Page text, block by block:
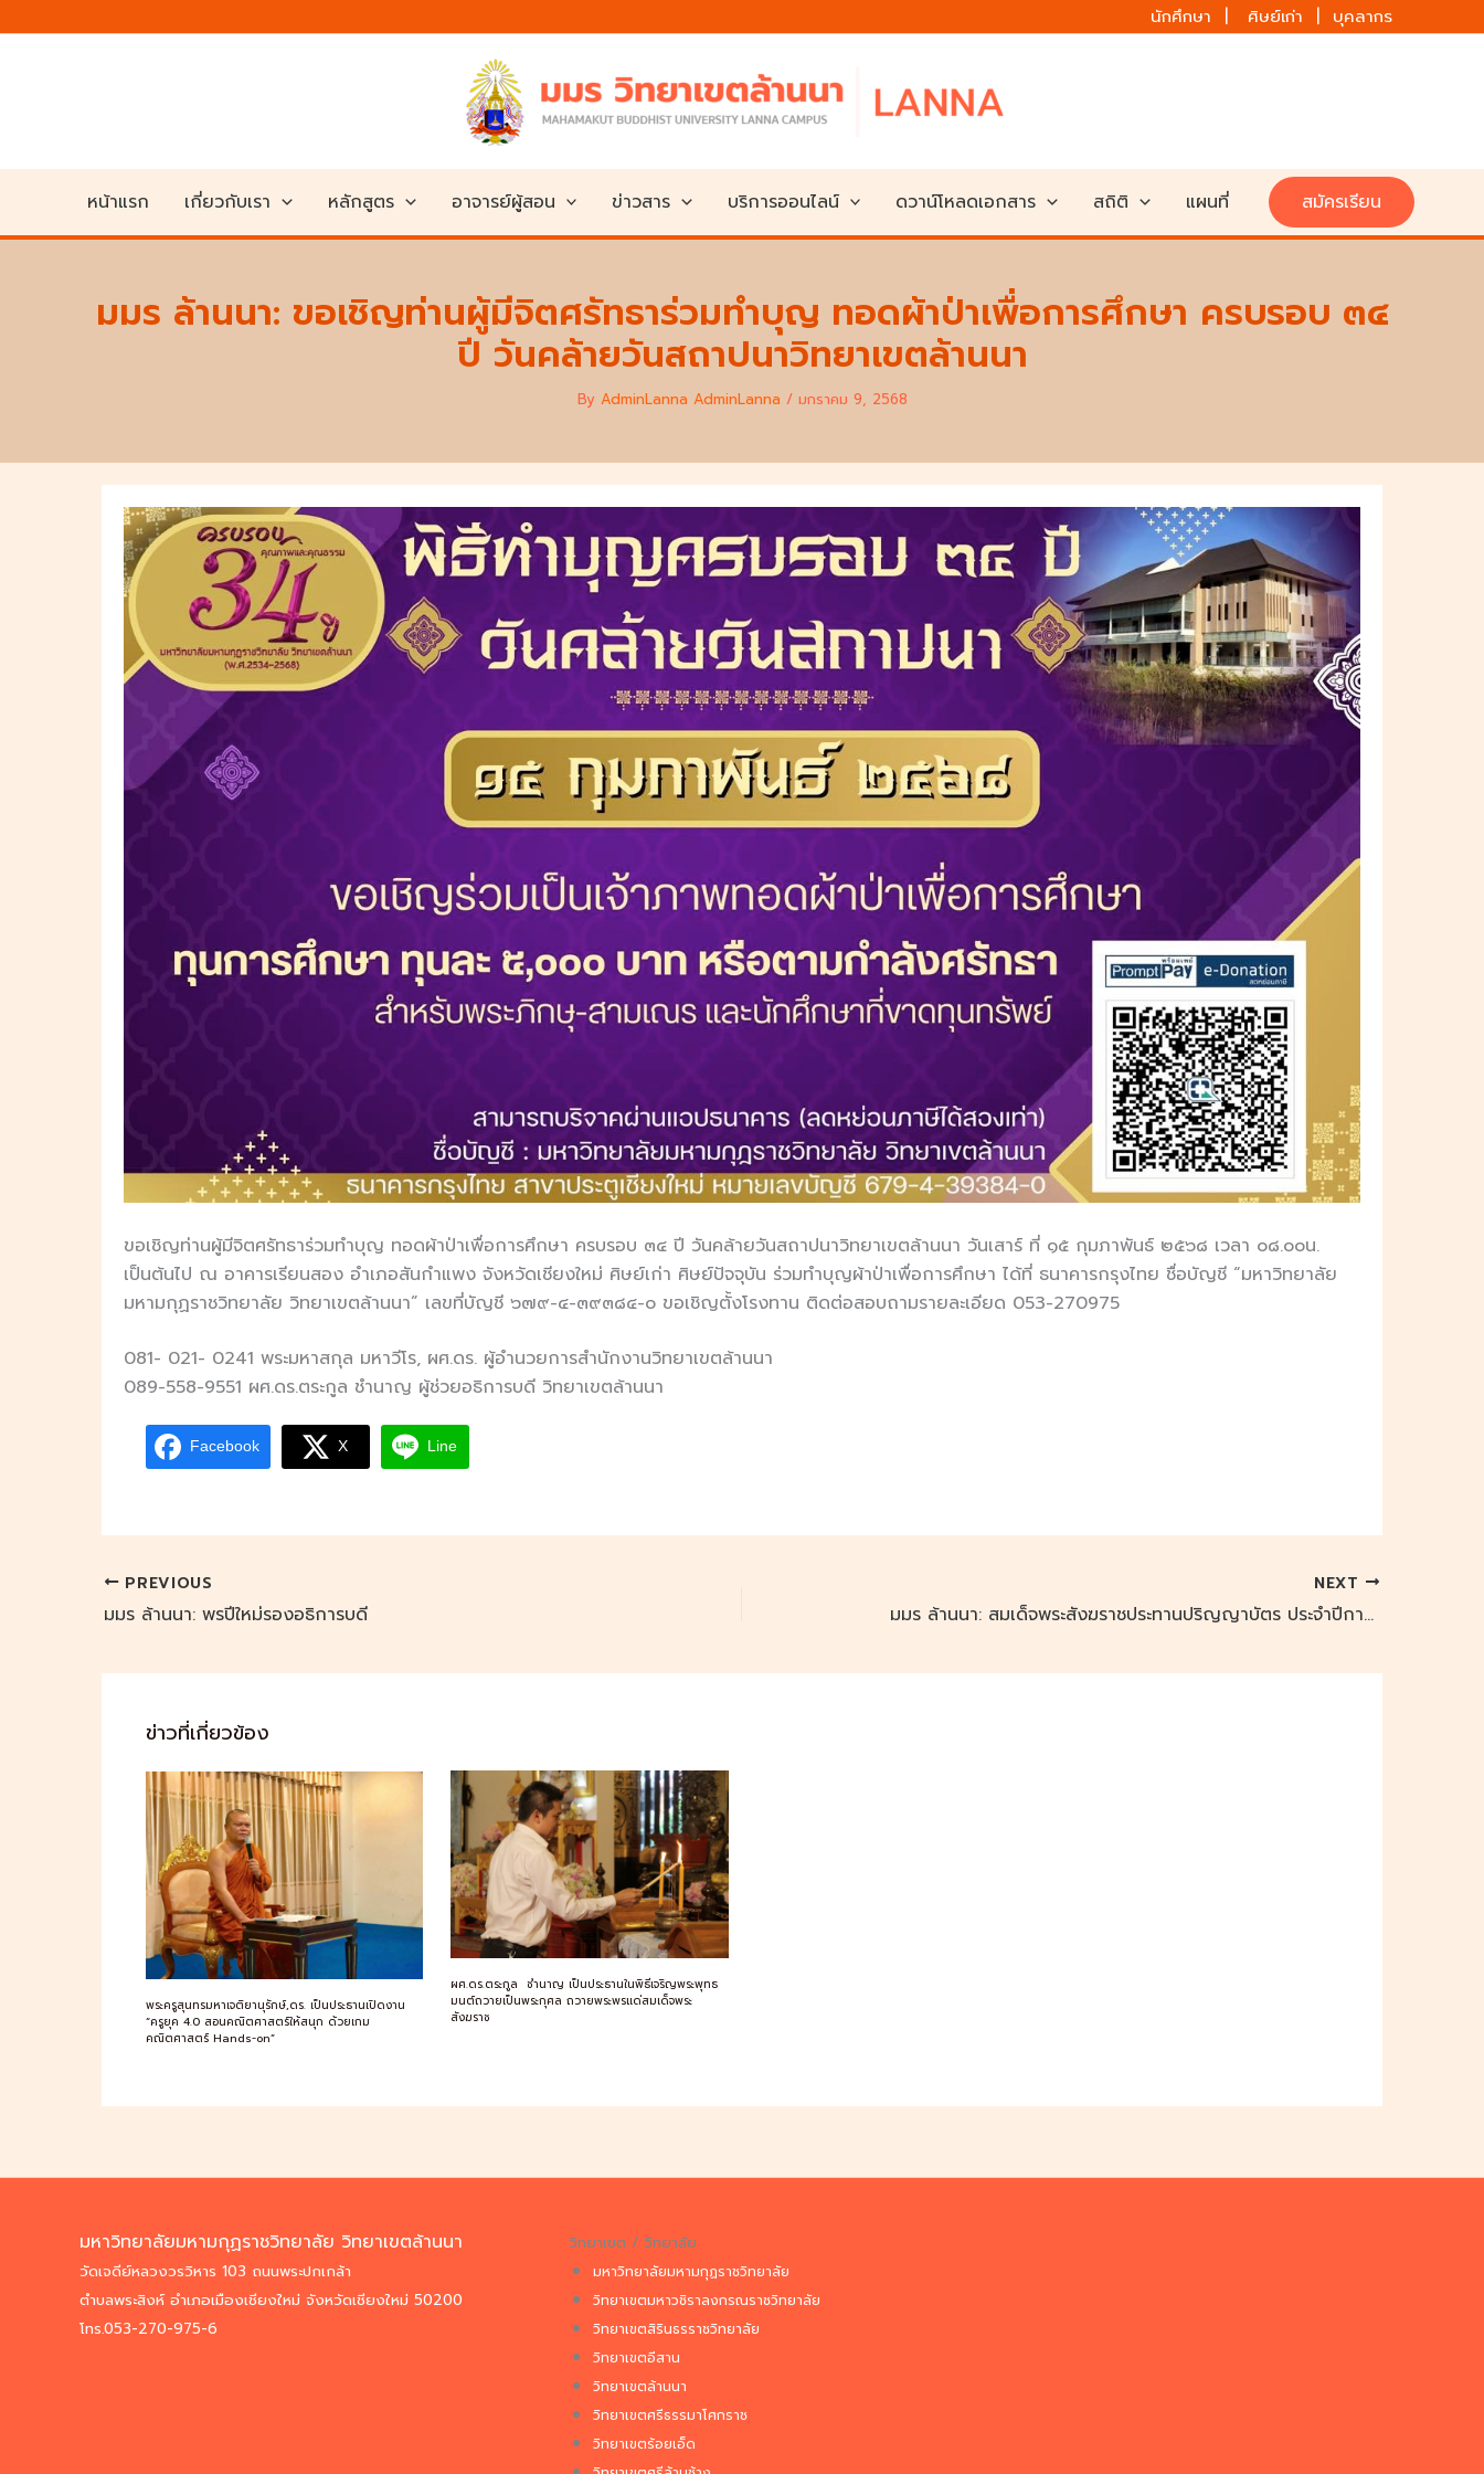
to
นักศึกษา | ศิษย์เก่า | บุคลากร
หน้าแรก เกี่ยวกับเรา หลักสูตร อาจารย์ผู้สอน ข่าวสาร บริการออนไลน์ ดวาน์โหลดเอกสาร สถิติ แผนที่ สมัครเรียน
มมร ล้านนา: ขอเชิญท่านผู้มีจิตศรัทธาร่วมทำบุญ ทอดผ้าป่าเพื่อการศึกษา ครบรอบ ๓๔
ปี วันคล้ายวันสถาปนาวิทยาเขตล้านนา
By AdminLanna AdminLanna / มกราคม 9, 2568
ขอเชิญท่านผู้มีจิตศรัทธาร่วมทำบุญ ทอดผ้าป่าเพื่อการศึกษา ครบรอบ ๓๔ ปี วันคล้ายวันสถาปนาวิทยาเขตล้านนา วันเสาร์ ที่ ๑๕ กุมภาพันธ์ ๒๕๖๘ เวลา ๐๘.๐๐น.
เป็นต้นไป ณ อาคารเรียนสอง อำเภอสันกำแพง จังหวัดเชียงใหม่ ศิษย์เก่า ศิษย์ปัจจุบัน ร่วมทำบุญผ้าป่าเพื่อการศึกษา ได้ที่ ธนาคารกรุงไทย ชื่อบัญชี “มหาวิทยาลัย
มหามกุฏราชวิทยาลัย วิทยาเขตล้านนา” เลขที่บัญชี ๖๗๙-๔-๓๙๓๘๔-๐ ขอเชิญตั้งโรงทาน ติดต่อสอบถามรายละเอียด 053-270975
081- 021- 0241 พระมหาสกุล มหาวีโร, ผศ.ดร. ผู้อำนวยการสำนักงานวิทยาเขตล้านนา
089-558-9551 ผศ.ดร.ตระกูล ชำนาญ ผู้ช่วยอธิการบดี วิทยาเขตล้านนา
Facebook X Line
PREVIOUS
มมร ล้านนา: พรปีใหม่รองอธิการบดี
NEXT
มมร ล้านนา: สมเด็จพระสังฆราชประทานปริญญาบัตร ประจำปีการศึกษา ๒๕๖๗
ข่าวที่เกี่ยวข้อง
พระครูสุนทรมหาเจติยานุรักษ์,ดร. เป็นประธานเปิดงาน
“ครูยุค 4.0 สอนคณิตศาสตร์ให้สนุก ด้วยเกม
คณิตศาสตร์ Hands-on”
ผศ.ดร.ตระกูล ชำนาญ เป็นประธานในพิธีเจริญพระพุทธ
มนต์ถวายเป็นพระกุศล ถวายพระพรแด่สมเด็จพระ
สังฆราช
มหาวิทยาลัยมหามกุฏราชวิทยาลัย วิทยาเขตล้านนา
วัดเจดีย์หลวงวรวิหาร 103 ถนนพระปกเกล้า
ตำบลพระสิงห์ อำเภอเมืองเชียงใหม่ จังหวัดเชียงใหม่ 50200
โทร.053-270-975-6
วิทยาเขต / วิทยาลัย
มหาวิทยาลัยมหามกุฏราชวิทยาลัย
วิทยาเขตมหาวชิราลงกรณราชวิทยาลัย
วิทยาเขตสิรินธรราชวิทยาลัย
วิทยาเขตอีสาน
วิทยาเขตล้านนา
วิทยาเขตศรีธรรมาโศกราช
วิทยาเขตร้อยเอ็ด